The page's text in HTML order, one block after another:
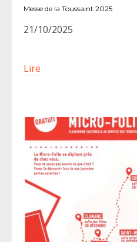
Messe de la Toussaint 2025
21/10/2025
Lire